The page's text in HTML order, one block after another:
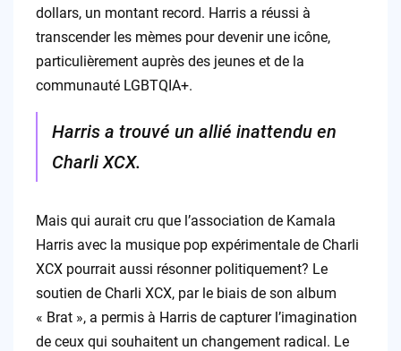
dollars, un montant record. Harris a réussi à
transcender les mèmes pour devenir une icône,
particulièrement auprès des jeunes et de la
communauté LGBTQIA+.
Harris a trouvé un allié inattendu en
Charli XCX.
Mais qui aurait cru que l’association de Kamala
Harris avec la musique pop expérimentale de Charli
XCX pourrait aussi résonner politiquement? Le
soutien de Charli XCX, par le biais de son album
« Brat », a permis à Harris de capturer l’imagination
de ceux qui souhaitent un changement radical. Le